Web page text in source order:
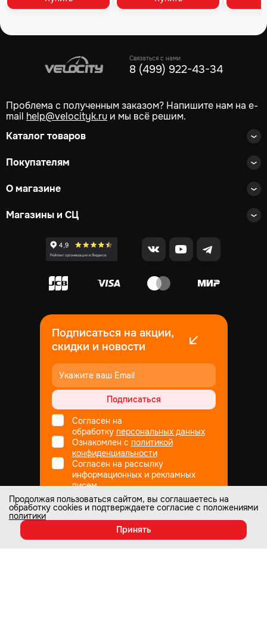
Связаться с нами
8 (499) 922-43-34
Проблема с полученным заказом? Напишите нам на e-
mail help@velocityk.ru и мы всё решим.
Каталог товаров
Покупателям
О магазине
Магазины и СЦ
Подписаться на акции,
скидки и новости
Подписаться
Согласен на
обработку персональных данных
Ознакомлен с политикой
конфиденциальности
Согласен на рассылку
информационных и рекламных
писем
Не является публичной офертой
© Все права защищены
Продолжая пользоваться сайтом, вы соглашаетесь на
обработку cookies и подтверждаете согласие с положениями
политики
Принять